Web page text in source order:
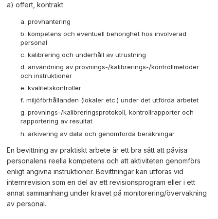
a) offert, kontrakt
provhantering
kompetens och eventuell behörighet hos involverad
personal
kalibrering och underhåll av utrustning
användning av provnings-/kalibrerings-/kontrollmetoder
och instruktioner
kvalitetskontroller
miljöförhållanden (lokaler etc.) under det utförda arbetet
provnings-/kalibreringsprotokoll, kontrollrapporter och
rapportering av resultat
arkivering av data och genomförda beräkningar
En bevittning av praktiskt arbete är ett bra sätt att påvisa
personalens reella kompetens och att aktiviteten genomförs
enligt angivna instruktioner. Bevittningar kan utföras vid
internrevision som en del av ett revisionsprogram eller i ett
annat sammanhang under kravet på monitorering/övervakning
av personal.